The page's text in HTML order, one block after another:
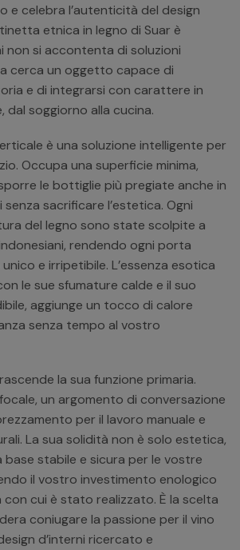
e celebra l’autenticità del design
etnica in legno di Suar è
si accontenta di soluzioni
cerca un oggetto capace di
e di integrarsi con carattere in
dal soggiorno alla cucina.
è una soluzione intelligente per
Occupa una superficie minima,
le bottiglie più pregiate anche in
sacrificare l’estetica. Ogni
del legno sono state scolpite a
rendendo ogni porta
e irripetibile. L’essenza esotica
le sue sfumature calde e il suo
aggiunge un tocco di calore
senza tempo al vostro
la sua funzione primaria.
un argomento di conversazione
per il lavoro manuale e
La sua solidità non è solo estetica,
base stabile e sicura per le vostre
il vostro investimento enologico
cui è stato realizzato. È la scelta
coniugare la passione per il vino
d’interni ricercato e